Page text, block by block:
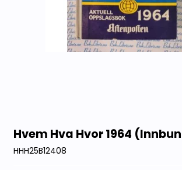
Hvem Hva Hvor 1964
HHH25B12408